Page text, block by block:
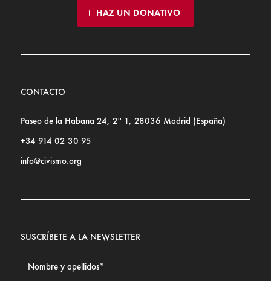
HAZ UN DONATIVO
CONTACTO
Paseo de la Habana 24, 2º 1, 28036 Madrid (España)
+34 914 02 30 95
info@civismo.org
SUSCRÍBETE A LA NEWSLETTER